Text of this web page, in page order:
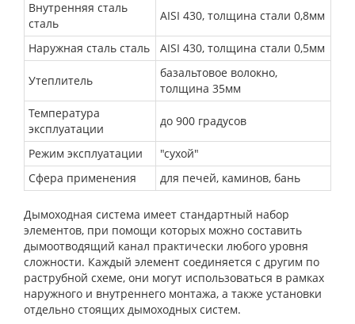
Внутренняя сталь
сталь
AISI 430, толщина стали 0,8мм
Наружная сталь сталь AISI 430, толщина стали 0,5мм
Утеплитель
базальтовое волокно,
толщина 35мм
Температура
эксплуатации
до 900 градусов
Режим эксплуатации
"сухой"
Сфера применения
для печей, каминов, бань
Дымоходная система имеет стандартный набор
элементов, при помощи которых можно составить
дымоотводящий канал практически любого уровня
сложности. Каждый элемент соединяется с другим по
раструбной схеме, они могут использоваться в рамках
наружного и внутреннего монтажа, а также установки
отдельно стоящих дымоходных систем.